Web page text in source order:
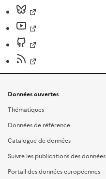
Données ouvertes
Thématiques
Données de référence
Catalogue de données
Suivre les publications des données
Portail des données européennes